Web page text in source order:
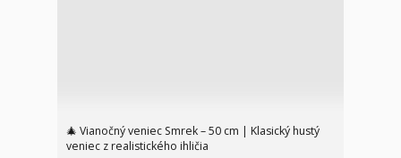
🎄 Vianočný veniec Smrek – 50 cm | Klasický hustý
veniec z realistického ihličia